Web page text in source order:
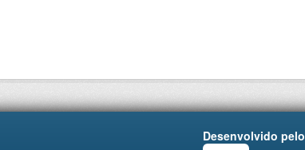
Desenvolvido pelo